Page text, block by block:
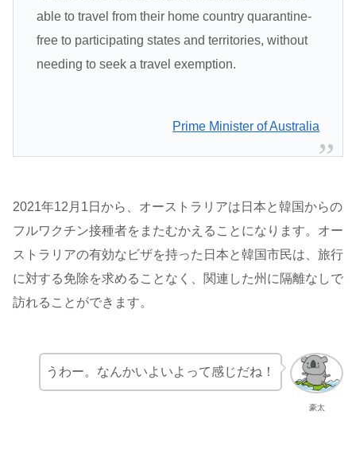
able to travel from their home country quarantine-
free to participating states and territories, without
needing to seek a travel exemption.
Prime Minister of Australia
2021年12月1日から、オーストラリアは日本と韓国からの
フルワクチン接種者をまたむかえることになります。オー
ストラリアの有効なビザを持った日本と韓国市民は、旅行
に対する免除を求めることなく、関連した州に隔離なしで
訪れることができます。
豪太
うわー。なんかいよいよって感じだね！